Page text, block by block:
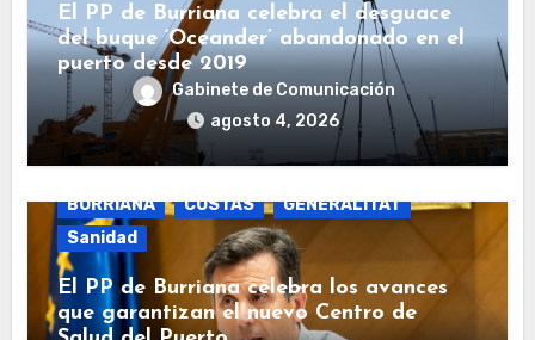
El PP de Burriana celebra el desguace
del buque ‘Oceander’ abandonado en el
puerto desde 2019
Gabinete de Comunicación
agosto 4, 2026
BURRIANA COSTAS
GENERALITAT
Sanidad
El PP de Burriana celebra los avances
que garantizan el nuevo Centro de